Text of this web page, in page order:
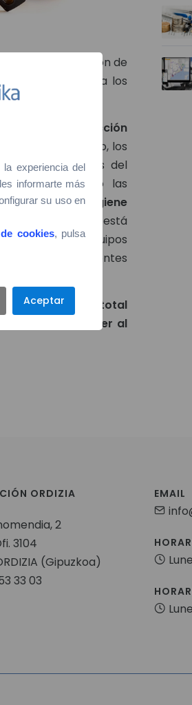
la aplicación de
o a proteger a los
equipos de protección
de vista técnico, los
factoriales del
reduciendo las
el caso de la Higiene
a la que está
de los equipos
de riesgo existentes
materia y de total
podemos ofrecer al
ORDIZIA
2
3104
(Gipuzkoa)
33 03
EMAIL
experiencia del
informarte más
su uso en
cookies, pulsa
Aceptar